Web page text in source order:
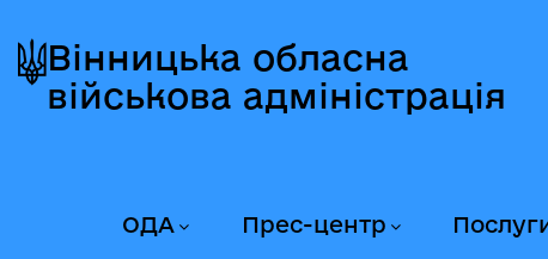
до
головного
до
головного
вмісту
до
головного
колонтитула
Вінницька обласна
військова адміністрація
ОДА Прес-центр